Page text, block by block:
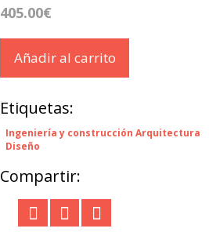
405.00€
Añadir al carrito
Etiquetas:
Ingeniería y construcción Arquitectura
Diseño
Compartir: